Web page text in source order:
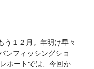
１２月。年明け早々
ンフィッシングショ
ポートでは、今回か